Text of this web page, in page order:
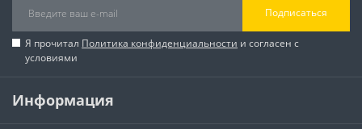
Подписаться
Я прочитал Политика конфиденциальности и согласен с
условиями
Информация